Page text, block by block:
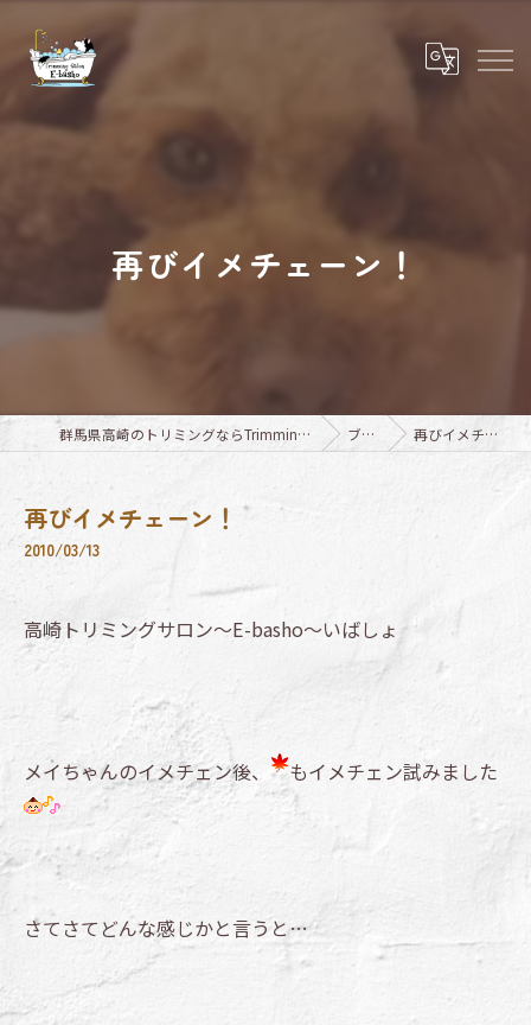
再びイメチェーン！
群馬県高崎のトリミングならTrimming Salon E-basho ブログ 再びイメチェーン！
再びイメチェーン！
2010/03/13
高崎トリミングサロン～E-basho～いばしょ
メイちゃんのイメチェン後、 もイメチェン試みました
さてさてどんな感じかと言うと…